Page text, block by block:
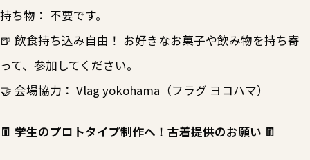
持ち物： 不要です。
🍺 飲食持ち込み自由！ お好きなお菓子や飲み物を持ち寄
って、参加してください。
🤝 会場協力： Vlag yokohama（フラグ ヨコハマ）
👖 学生のプロトタイプ制作へ！古着提供のお願い 👖